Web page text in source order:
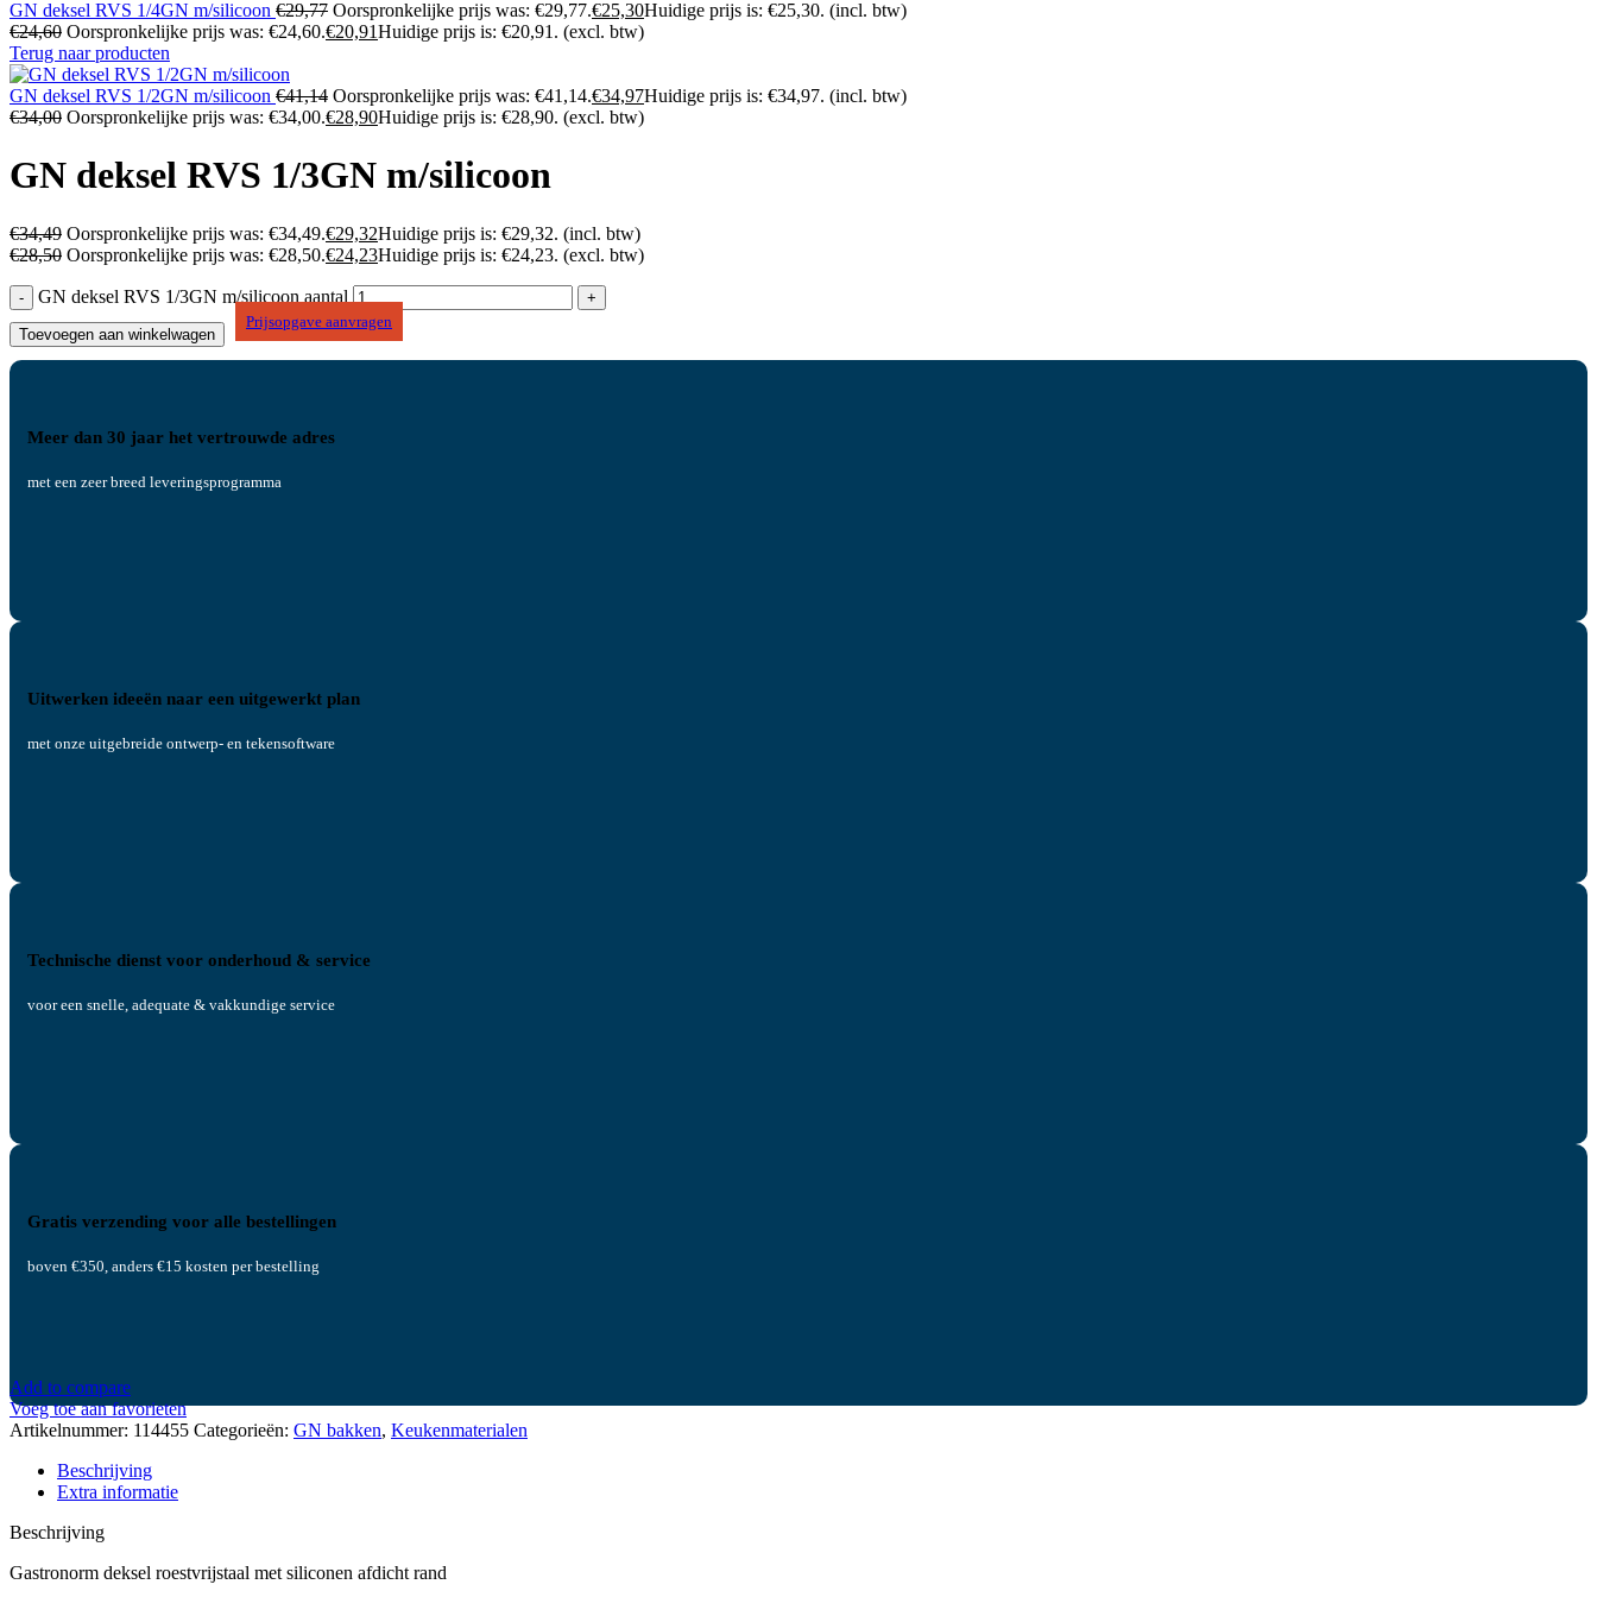
GN deksel RVS 1/4GN m/silicoon €29,77 Oorspronkelijke prijs was: €29,77.€25,30Huidige prijs is: €25,30. (incl. btw)
€24,60 Oorspronkelijke prijs was: €24,60.€20,91Huidige prijs is: €20,91. (excl. btw)
Terug naar producten
GN deksel RVS 1/2GN m/silicoon €41,14 Oorspronkelijke prijs was: €41,14.€34,97Huidige prijs is: €34,97. (incl. btw)
€34,00 Oorspronkelijke prijs was: €34,00.€28,90Huidige prijs is: €28,90. (excl. btw)
GN deksel RVS 1/3GN m/silicoon
€34,49 Oorspronkelijke prijs was: €34,49.€29,32Huidige prijs is: €29,32. (incl. btw)
€28,50 Oorspronkelijke prijs was: €28,50.€24,23Huidige prijs is: €24,23. (excl. btw)
GN deksel RVS 1/3GN m/silicoon aantal
Toevoegen aan winkelwagen
Prijsopgave aanvragen
Meer dan 30 jaar het vertrouwde adres
met een zeer breed leveringsprogramma
Uitwerken ideeën naar een uitgewerkt plan
met onze uitgebreide ontwerp- en tekensoftware
Technische dienst voor onderhoud & service
voor een snelle, adequate & vakkundige service
Gratis verzending voor alle bestellingen
boven €350, anders €15 kosten per bestelling
Add to compare
Voeg toe aan favorieten
Artikelnummer: 114455 Categorieën: GN bakken, Keukenmaterialen
Beschrijving
Extra informatie
Beschrijving
Gastronorm deksel roestvrijstaal met siliconen afdicht rand